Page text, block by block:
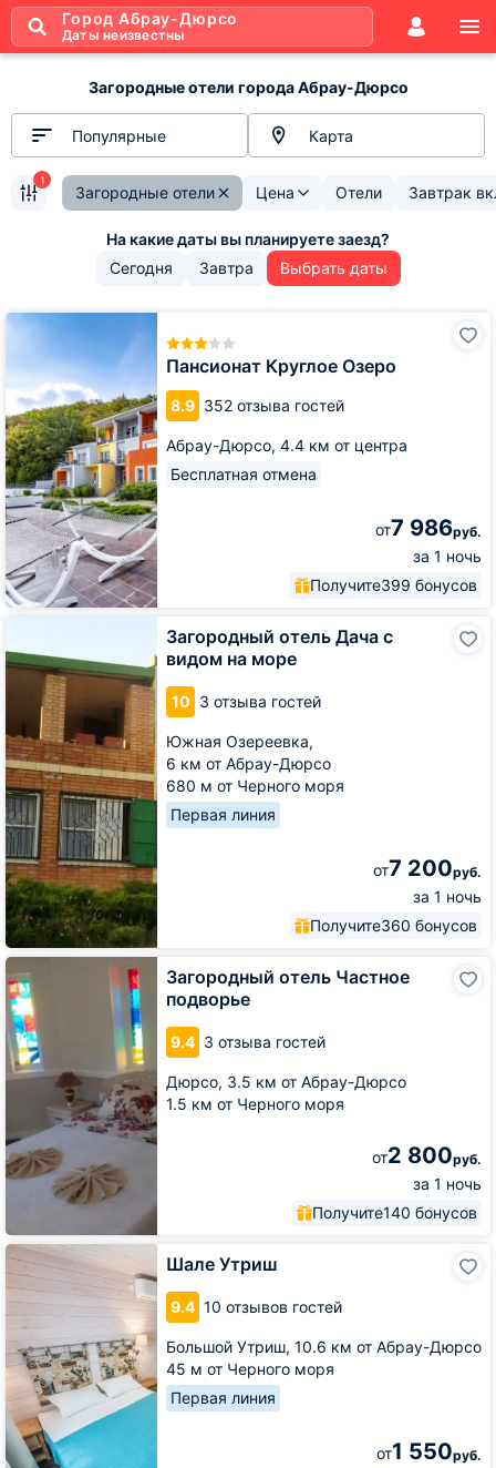
Город Абрау-Дюрсо
Даты неизвестны
Загородные отели города Абрау-Дюрсо
Популярные Карта
Загородные отели Цена Отели Завтрак
1
Сегодня Завтра Выбрать даты
Пансионат Круглое Озеро
8.9 352 отзыва гостей
Абрау-Дюрсо, 4.4 км от центра
Бесплатная отмена
от7 986руб.
за 1 ночь
Получите399 бонусов
Пансионат
Загородный отель Дача с
видом на море
10 3 отзыва гостей
Южная Озереевка,
6 км от Абрау-Дюрсо
680 м от Черного моря
Первая линия
от7 200руб.
за 1 ночь
Получите360 бонусов
Дача
видом
море
Загородный отель Частное
подворье
9.4 3 отзыва гостей
Дюрсо, 3.5 км от Абрау-Дюрсо
1.5 км от Черного моря
от2 800руб.
за 1 ночь
Получите140 бонусов
Загородный
отель
Частное
подворье
Шале Утриш
9.4 10 отзывов гостей
Большой Утриш, 10.6 км от Абрау-Дюрсо
45 м от Черного моря
Первая линия
от1 550руб.
Шале
Утриш